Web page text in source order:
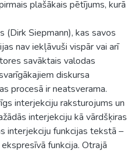
plašākais pētījums, kurā
(Dirk Siepmann), kas savos
nav iekļāvuši vispār vai arī
savāktais valodas
diskursa
procesā ir neatsverama.
interjekciju raksturojums un
interjekciju kā vārdšķiras
interjekciju funkcijas tekstā –
funkcija. Otrajā